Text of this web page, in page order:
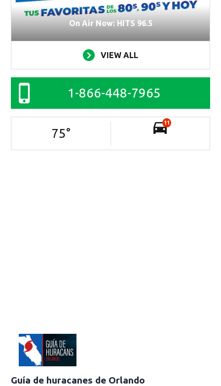
On Air Now: HITS 96.5
VIEW ALL
1-866-448-7965
75°
11
Guía de huracanes de Orlando